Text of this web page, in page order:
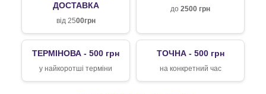
ДОСТАВКА
від 2500грн
до 2500 грн
ТЕРМІНОВА - 500 грн
у найкоротші терміни
ТОЧНА - 500 грн
на конкретний час